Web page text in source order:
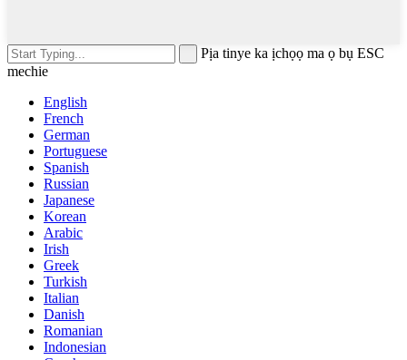
Pịa tinye ka ịchọọ ma ọ bụ ESC
mechie
English
French
German
Portuguese
Spanish
Russian
Japanese
Korean
Arabic
Irish
Greek
Turkish
Italian
Danish
Romanian
Indonesian